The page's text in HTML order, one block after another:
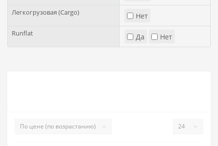
Легкогрузовая (Cargo) Нет
Runflat Да Нет